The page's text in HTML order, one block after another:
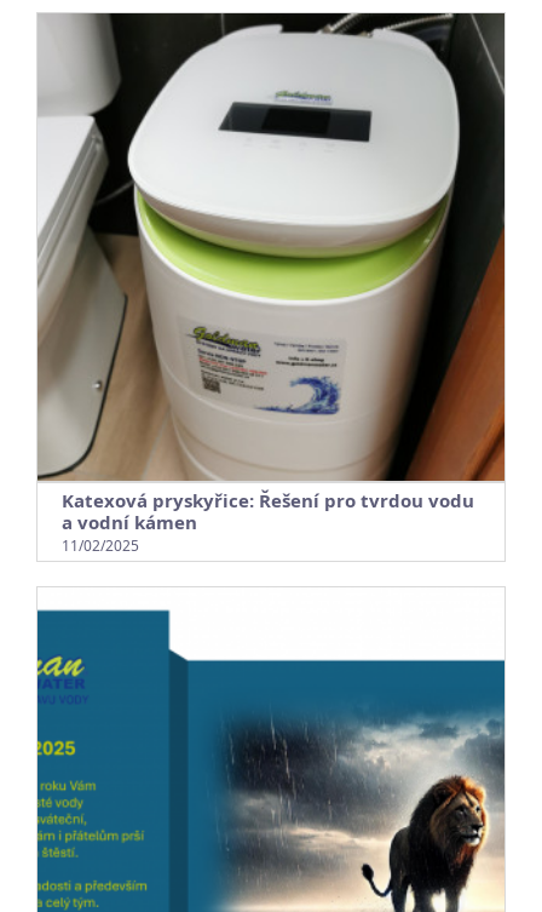
Katexová pryskyřice: Řešení pro tvrdou vodu
a vodní kámen
11/02/2025